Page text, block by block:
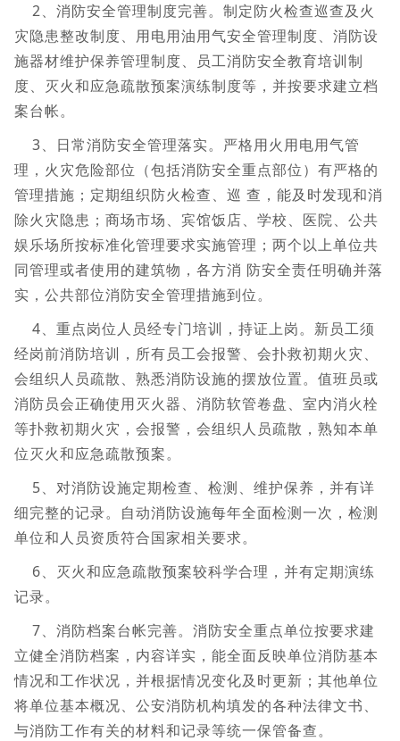
2、消防安全管理制度完善。制定防火检查巡查及火
灾隐患整改制度、用电用油用气安全管理制度、消防设
施器材维护保养管理制度、员工消防安全教育培训制
度、灭火和应急疏散预案演练制度等，并按要求建立档
案台帐。
3、日常消防安全管理落实。严格用火用电用气管
理，火灾危险部位（包括消防安全重点部位）有严格的
管理措施；定期组织防火检查、巡 查，能及时发现和消
除火灾隐患；商场市场、宾馆饭店、学校、医院、公共
娱乐场所按标准化管理要求实施管理；两个以上单位共
同管理或者使用的建筑物，各方消 防安全责任明确并落
实，公共部位消防安全管理措施到位。
4、重点岗位人员经专门培训，持证上岗。新员工须
经岗前消防培训，所有员工会报警、会扑救初期火灾、
会组织人员疏散、熟悉消防设施的摆放位置。值班员或
消防员会正确使用灭火器、消防软管卷盘、室内消火栓
等扑救初期火灾，会报警，会组织人员疏散，熟知本单
位灭火和应急疏散预案。
5、对消防设施定期检查、检测、维护保养，并有详
细完整的记录。自动消防设施每年全面检测一次，检测
单位和人员资质符合国家相关要求。
6、灭火和应急疏散预案较科学合理，并有定期演练
记录。
7、消防档案台帐完善。消防安全重点单位按要求建
立健全消防档案，内容详实，能全面反映单位消防基本
情况和工作状况，并根据情况变化及时更新；其他单位
将单位基本概况、公安消防机构填发的各种法律文书、
与消防工作有关的材料和记录等统一保管备查。